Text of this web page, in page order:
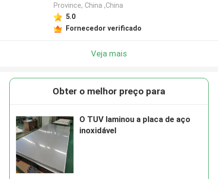
Province, China ,China
5.0
Fornecedor verificado
Veja mais
Obter o melhor preço para
O TUV laminou a placa de aço
inoxidável